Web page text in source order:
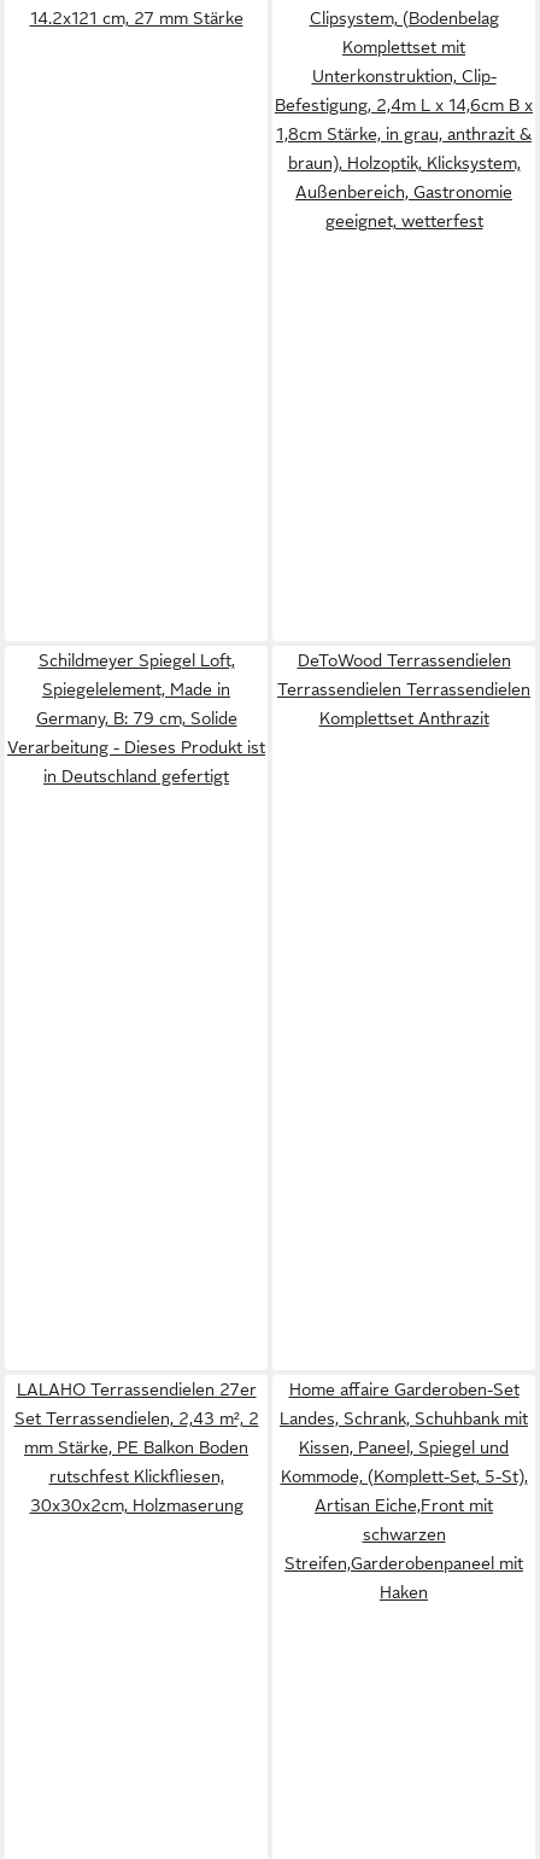
14.2x121 cm, 27 mm Stärke
Clipsystem, (Bodenbelag
Komplettset mit
Unterkonstruktion, Clip-
Befestigung, 2,4m L x 14,6cm B x
1,8cm Stärke, in grau, anthrazit &
braun), Holzoptik, Klicksystem,
Außenbereich, Gastronomie
geeignet, wetterfest
Schildmeyer Spiegel Loft,
Spiegelelement, Made in
Germany, B: 79 cm, Solide
Verarbeitung - Dieses Produkt ist
in Deutschland gefertigt
DeToWood Terrassendielen
Terrassendielen Terrassendielen
Komplettset Anthrazit
LALAHO Terrassendielen 27er
Set Terrassendielen, 2,43 m², 2
mm Stärke, PE Balkon Boden
rutschfest Klickfliesen,
30x30x2cm, Holzmaserung
Home affaire Garderoben-Set
Landes, Schrank, Schuhbank mit
Kissen, Paneel, Spiegel und
Kommode, (Komplett-Set, 5-St),
Artisan Eiche,Front mit
schwarzen
Streifen,Garderobenpaneel mit
Haken